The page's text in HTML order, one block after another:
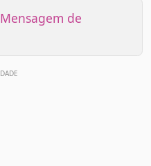
Mensagem de